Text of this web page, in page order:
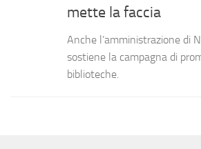
mette la faccia
Anche l’amministrazione di
sostiene la campagna di
biblioteche.